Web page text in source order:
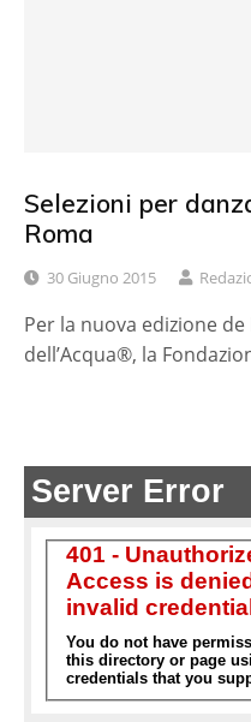
Selezioni per
Roma
30 Giugno 2015
Per la nuova edizione
dell’Acqua®, la